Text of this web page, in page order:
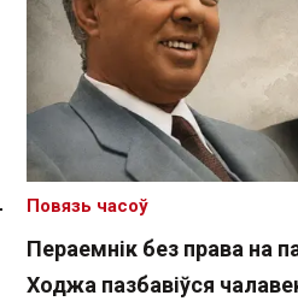
Спасылка без VPN
Пераемнік без права на
Ходжа пазбавіўся
Повязь часоў